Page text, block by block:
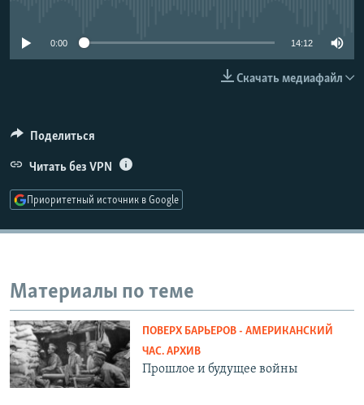
ПОДПИШИТЕСЬ НА РАССЫЛКУ
Все сайты РСЕ/РС
0:00 14:12
Скачать медиафайл
Поделиться
Читать без VPN
Приоритетный источник в Google
Материалы по теме
ПОВЕРХ БАРЬЕРОВ - АМЕРИКАНСКИЙ
ЧАС. АРХИВ
Прошлое и будущее войны